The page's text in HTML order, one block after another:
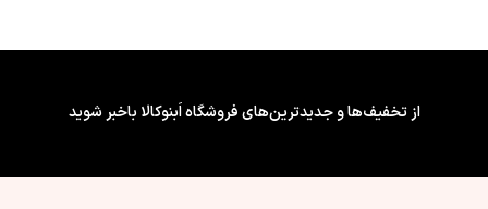
ویژگی چسب پشت تایل/پنل : فوم
ویژگی چسب پشت تایل/پنل : فوم
دار
از تخفیف‌ها و جدیدترین‌های فروشگاه اَبنوکالا باخبر شوید